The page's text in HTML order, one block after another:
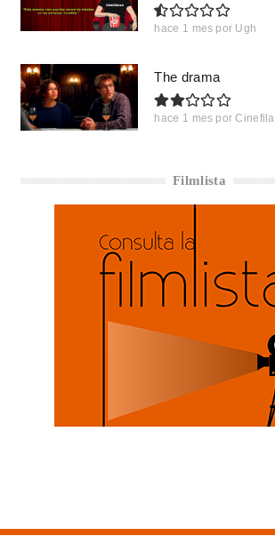
hace 1 mes por Ugh
The drama
hace 1 mes por Cinefila
Filmlista